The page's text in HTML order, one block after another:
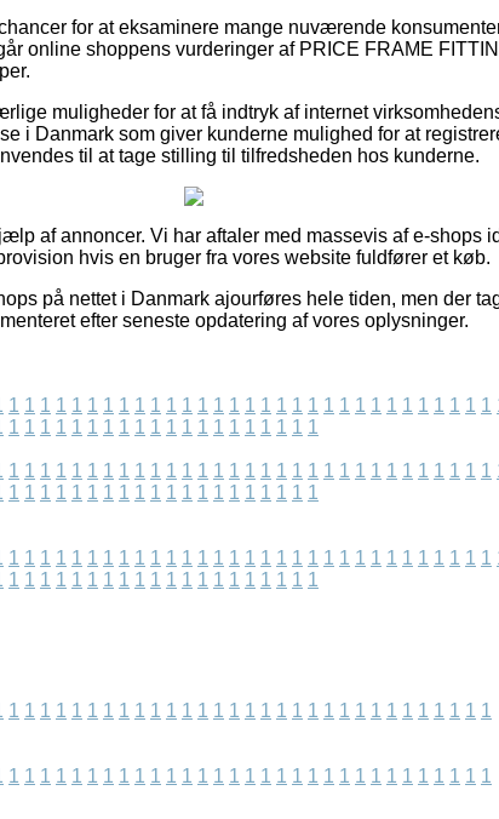
for at eksaminere mange nuværende
online shoppens vurderinger af PRICE FRAME
muligheder for at få indtryk af internet
i Danmark som giver kunderne mulighed for at
til at tage stilling til tilfredsheden hos kunderne.
af annoncer. Vi har aftaler med massevis af e-shops
hvis en bruger fra vores website fuldfører et køb.
på nettet i Danmark ajourføres hele tiden, men der
efter seneste opdatering af vores oplysninger.
1 1 1 1 1 1 1 1 1 1 1 1 1 1 1 1 1 1 1 1 1 1 1 1 1 1 1 1 1 1 1
1 1 1 1 1 1 1 1 1 1 1 1 1 1 1 1 1 1 1 1
1 1 1 1 1 1 1 1 1 1 1 1 1 1 1 1 1 1 1 1 1 1 1 1 1 1 1 1 1 1 1
1 1 1 1 1 1 1 1 1 1 1 1 1 1 1 1 1 1 1 1
1 1 1 1 1 1 1 1 1 1 1 1 1 1 1 1 1 1 1 1 1 1 1 1 1 1 1 1 1 1 1
1 1 1 1 1 1 1 1 1 1 1 1 1 1 1 1 1 1 1 1
1 1 1 1 1 1 1 1 1 1 1 1 1 1 1 1 1 1 1 1 1 1 1 1 1 1 1 1 1 1 1
1 1 1 1 1 1 1 1 1 1 1 1 1 1 1 1 1 1 1 1 1 1 1 1 1 1 1 1 1 1 1